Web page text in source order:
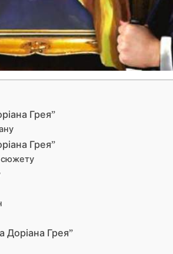
Грея”
Грея”
Доріана Грея”